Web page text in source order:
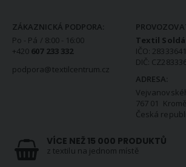
ZÁKAZNICKÁ PODPORA:
Po - Pá / 8:00 - 16:00
+420 607 233 332
podpora@textilcentrum.cz
Textil
IČO: 28333641
DIČ:
ADRESA:
767 01
Česká
VÍCE NEŽ 15 000 PRODUKTŮ
z textilu na jednom místě